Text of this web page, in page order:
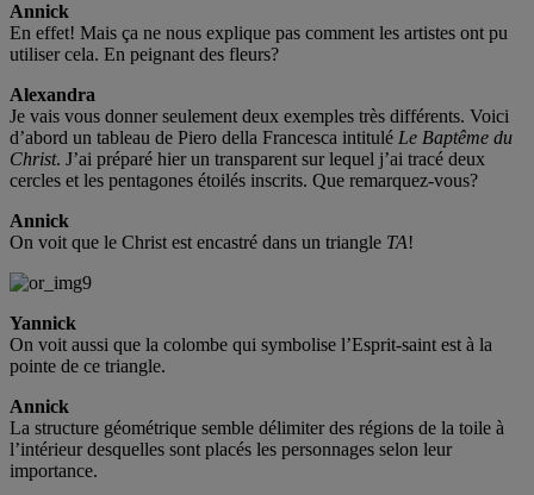
Annick
En effet! Mais ça ne nous explique pas comment les artistes ont pu
utiliser cela. En peignant des fleurs?
Alexandra
Je vais vous donner seulement deux exemples très différents. Voici
d’abord un tableau de Piero della Francesca intitulé Le Baptême du
Christ. J’ai préparé hier un transparent sur lequel j’ai tracé deux
cercles et les pentagones étoilés inscrits. Que remarquez-vous?
Annick
On voit que le Christ est encastré dans un triangle TA!
Yannick
On voit aussi que la colombe qui symbolise l’Esprit-saint est à la
pointe de ce triangle.
Annick
La structure géométrique semble délimiter des régions de la toile à
l’intérieur desquelles sont placés les personnages selon leur
importance.